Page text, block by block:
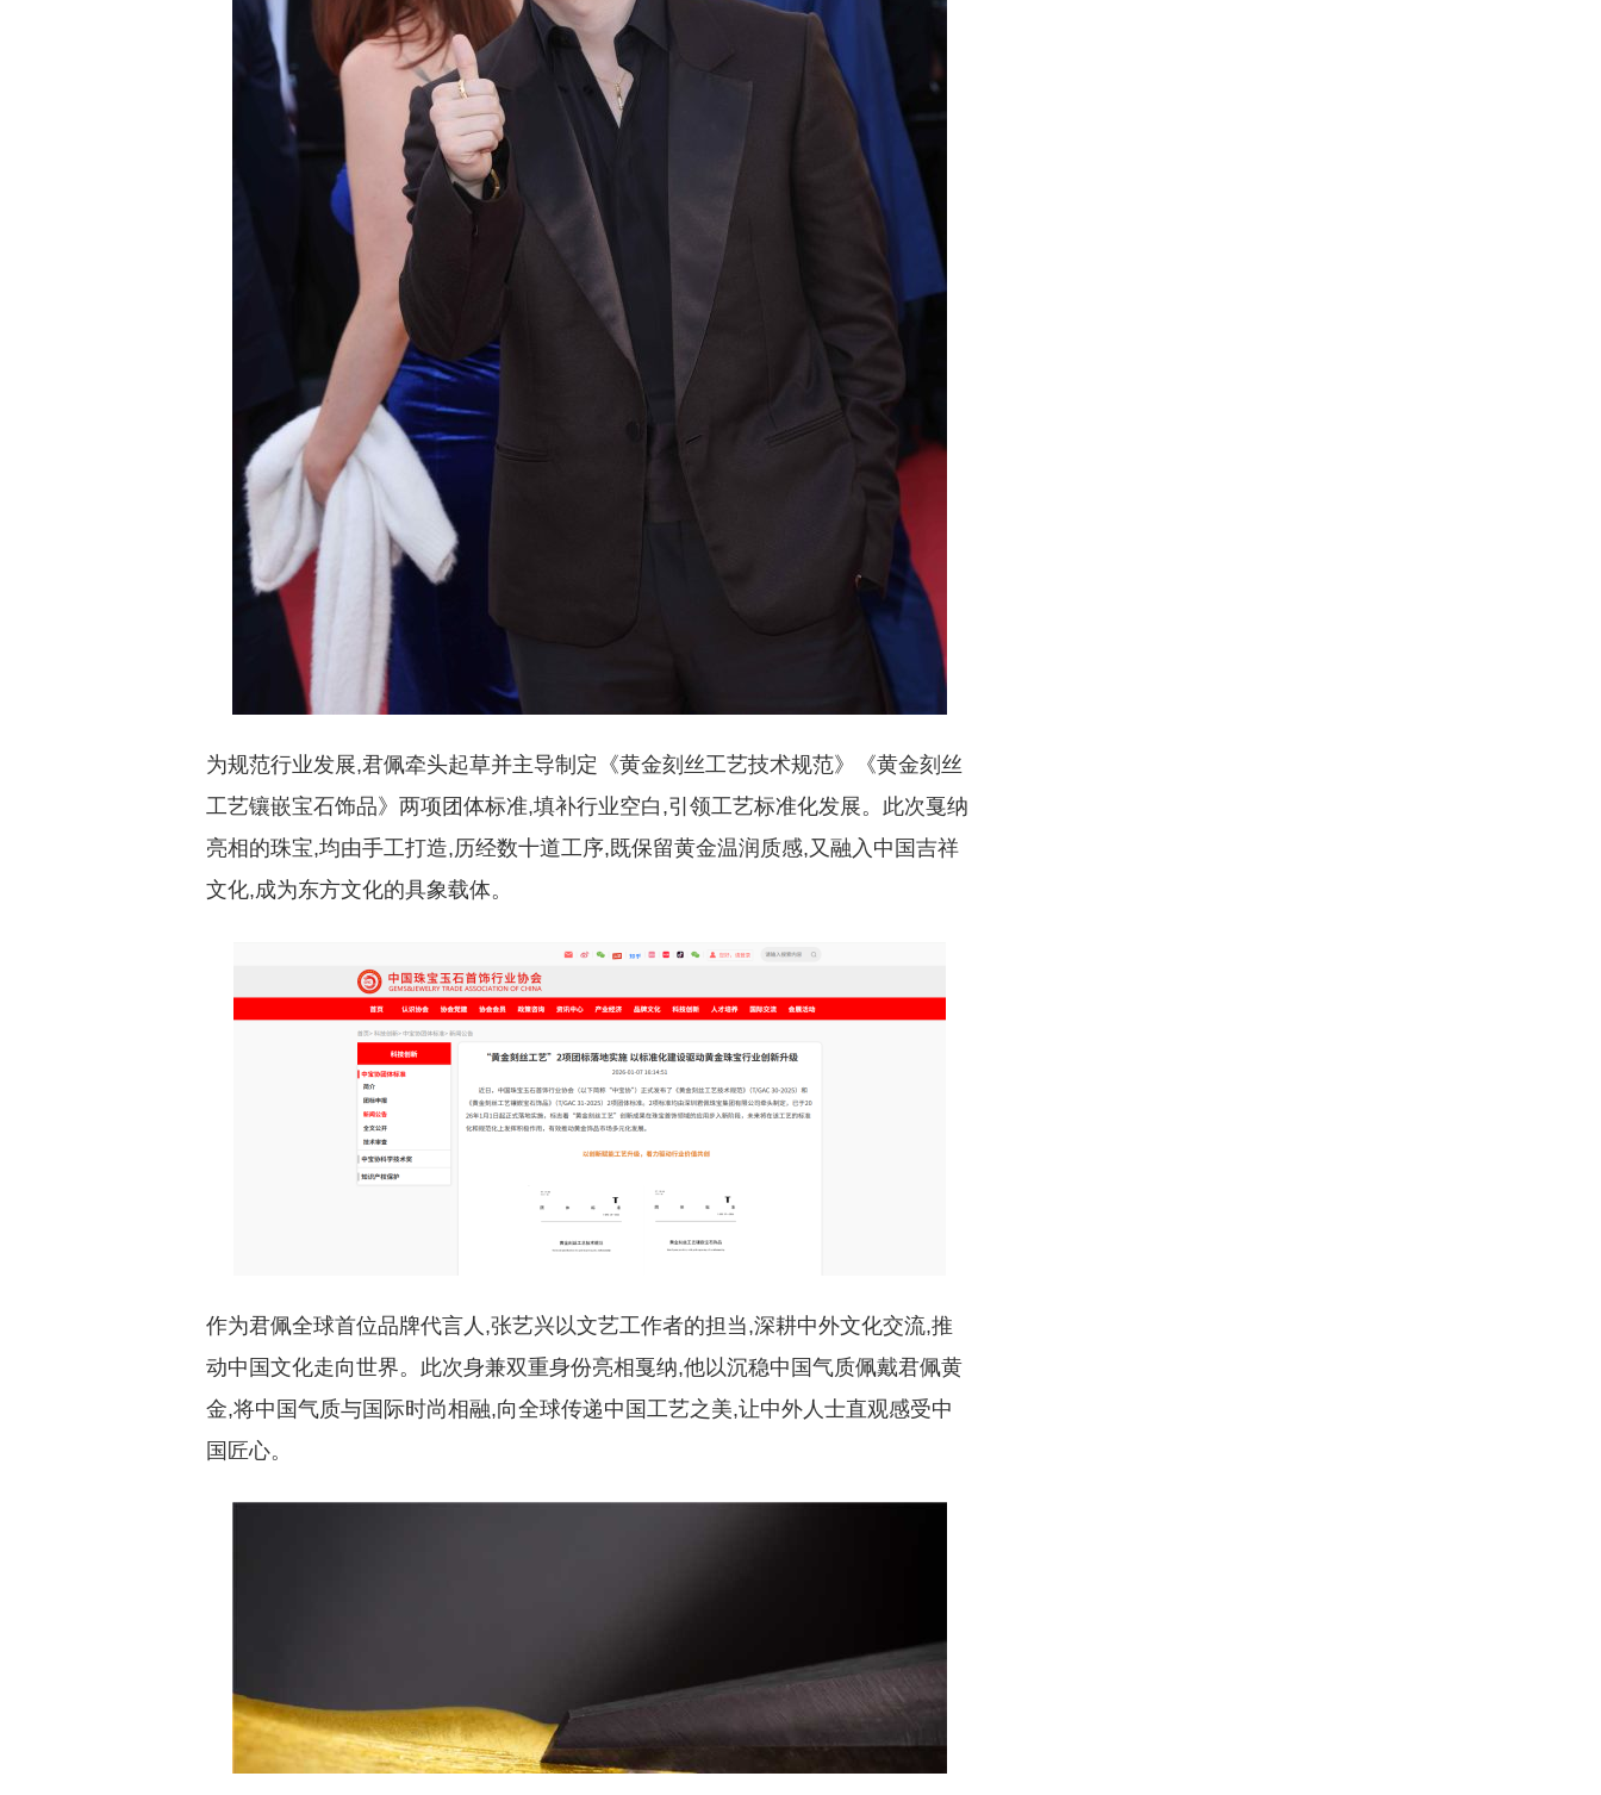
为规范行业发展,君佩牵头起草并主导制定《黄金刻丝工艺技术规范》《黄金刻丝
工艺镶嵌宝石饰品》两项团体标准,填补行业空白,引领工艺标准化发展。此次戛纳
亮相的珠宝,均由手工打造,历经数十道工序,既保留黄金温润质感,又融入中国吉祥
文化,成为东方文化的具象载体。
作为君佩全球首位品牌代言人,张艺兴以文艺工作者的担当,深耕中外文化交流,推
动中国文化走向世界。此次身兼双重身份亮相戛纳,他以沉稳中国气质佩戴君佩黄
金,将中国气质与国际时尚相融,向全球传递中国工艺之美,让中外人士直观感受中
国匠心。